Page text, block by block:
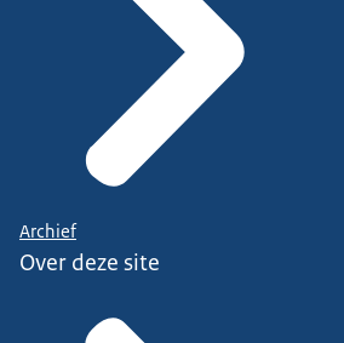
Archief
Over deze site